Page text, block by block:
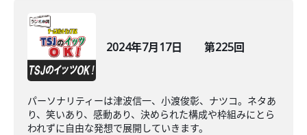
2024年7月17日 第225回
パーソナリティーは津波信一、小渡俊彰、ナツコ。ネタあ
り、笑いあり、感動あり、決められた構成や枠組みにとら
われずに自由な発想で展開していきます。